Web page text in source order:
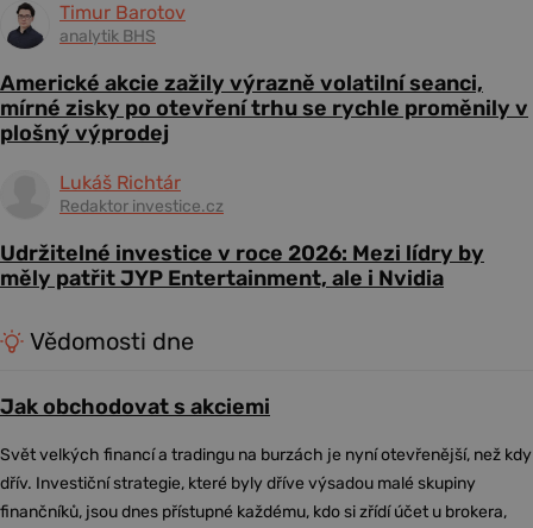
Timur Barotov
analytik BHS
Americké akcie zažily výrazně volatilní seanci,
mírné zisky po otevření trhu se rychle proměnily v
plošný výprodej
Lukáš Richtár
Redaktor investice.cz
Udržitelné investice v roce 2026: Mezi lídry by
měly patřit JYP Entertainment, ale i Nvidia
Vědomosti dne
Jak obchodovat s akciemi
Svět velkých financí a tradingu na burzách je nyní otevřenější, než kdy
dřív. Investiční strategie, které byly dříve výsadou malé skupiny
finančníků, jsou dnes přístupné každému, kdo si zřídí účet u brokera,